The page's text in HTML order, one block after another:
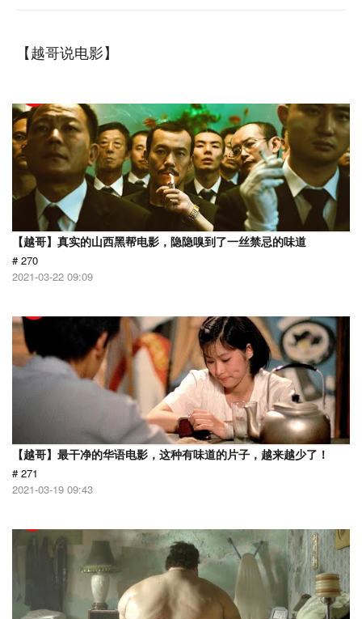
【越哥说电影】
【越哥】真实的山西黑帮电影，隐隐嗅到了一丝禁忌的味道
# 270
2021-03-22 09:09
【越哥】最干净的华语电影，这种有味道的片子，越来越少了！
# 271
2021-03-19 09:43